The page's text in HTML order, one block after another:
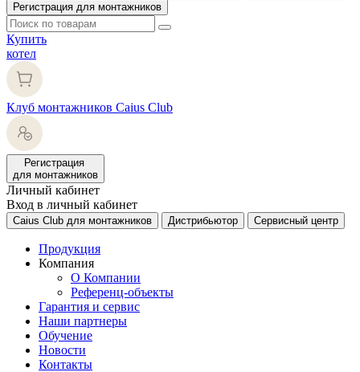
Регистрация для монтажников
Купить
котел
Клуб монтажников Caius Club
Регистрация
для монтажников
Личный кабинет
Вход в личный кабинет
Caius Club для монтажников Дистрибьютор Сервисный центр
Продукция
Компания
О Компании
Референц-объекты
Гарантия и сервис
Наши партнеры
Обучение
Новости
Контакты